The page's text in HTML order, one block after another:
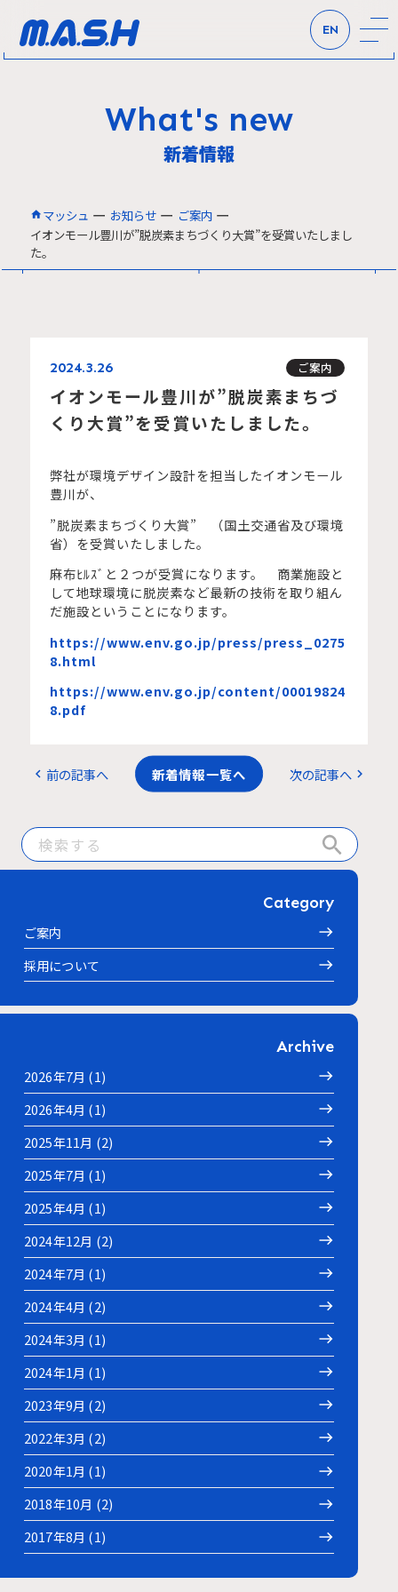
EN
What's new
新着情報
マッシュ ー お知らせー ご案内ー
イオンモール豊川が”脱炭素まちづくり大賞”を受賞いたしまし
た。
Category
ご案内
採用について
Archive
2026年7月 (1)
2026年4月 (1)
2025年11月 (2)
2025年7月 (1)
2025年4月 (1)
2024年12月 (2)
2024年7月 (1)
2024年4月 (2)
2024年3月 (1)
2024年1月 (1)
2023年9月 (2)
2022年3月 (2)
2020年1月 (1)
2018年10月 (2)
2017年8月 (1)
2024.3.26 ご案内
イオンモール豊川が”脱炭素まちづ
くり大賞”を受賞いたしました。
弊社が環境デザイン設計を担当したイオンモール
豊川が、
”脱炭素まちづくり大賞” （国土交通省及び環境
省）を受賞いたしました。
麻布ﾋﾙｽﾞと２つが受賞になります。 商業施設と
して地球環境に脱炭素など最新の技術を取り組ん
だ施設ということになります。
https://www.env.go.jp/press/press_0275
8.html
https://www.env.go.jp/content/00019824
8.pdf
chevron_left 前の記事へ 次の記事へ chevron_right
新着情報一覧へ